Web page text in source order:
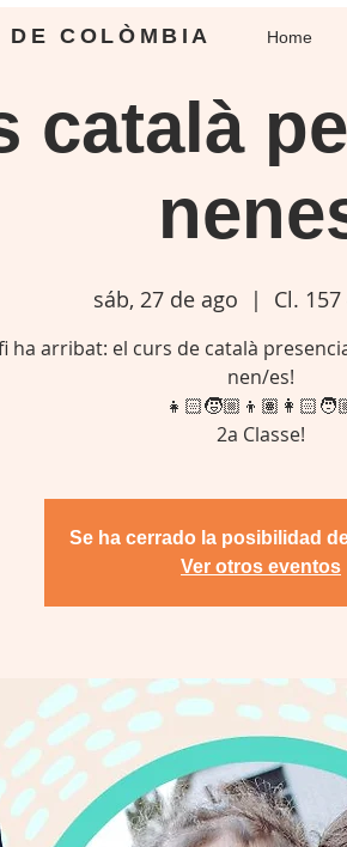
DE COLÒMBIA Home
català
sáb, 27 de ago
  |
Cl.
ha arribat: el curs de català
nen/es!
2a Classe!
Se ha cerrado la posibilidad
Ver otros eventos